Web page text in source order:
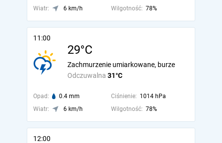
Wiatr:
6 km/h Wilgotność: 78%
11:00
29°C
Odczuwalna 31°C
Zachmurzenie umiarkowane, burze
Opad: 0.4 mm Ciśnienie: 1014 hPa
Wiatr:
6 km/h Wilgotność: 78%
12:00